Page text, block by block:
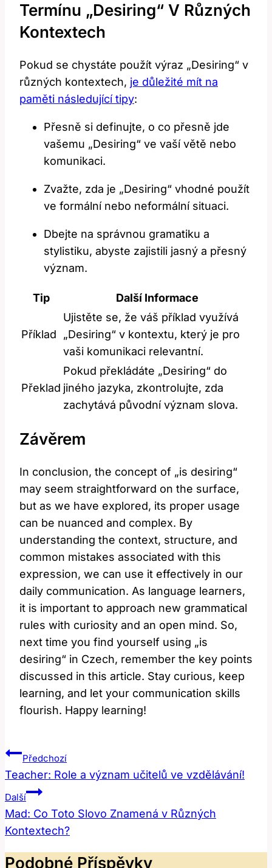
Termínu „Desiring“ V Různých
Kontextech
Pokud se chystáte použít výraz „Desiring“ v
různých kontextech, je důležité mít na
paměti následující tipy:
Přesně si definujte, o co přesně jde
vašemu „Desiring“ ve vaší větě nebo
komunikaci.
Zvažte, zda je „Desiring“ vhodné použít
ve formální nebo neformální situaci.
Dbejte na správnou gramatiku a
stylistiku, abyste zajistili jasný a přesný
význam.
Tip Další Informace
Příklad
Ujistěte se, že váš příklad využívá
„Desiring“ v kontextu, který je pro
vaši komunikaci relevantní.
Překlad
Pokud překládáte „Desiring“ do
jiného jazyka, zkontrolujte, zda
zachytává původní význam slova.
Závěrem
In conclusion, the concept of „is desiring“
may seem straightforward on the surface,
but as we have explored, its proper usage
can be nuanced and complex. By
understanding the context, structure, and
common mistakes associated with this
expression, we can use it effectively in our
daily communication. As language learners,
it is important to approach new grammatical
rules with curiosity and an open mind. So,
next time you find yourself using „is
desiring“ in Czech, remember the key points
discussed in this article. Stay curious, keep
learning, and let your communication skills
flourish. Happy learning!
Navigace
Pro
Příspěvek
Předchozí
Teacher: Role a význam učitelů ve vzdělávání!
Další
Mad: Co Toto Slovo Znamená v Různých
Kontextech?
Podobné Příspěvky